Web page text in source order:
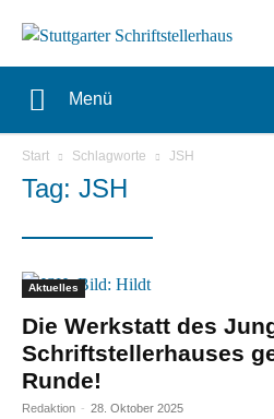
Menü
Start Schlagworte JSH
Tag: JSH
Aktuelles
Die Werkstatt des
Schriftstellerhauses
Runde!
Redaktion - 28. Oktober 2025